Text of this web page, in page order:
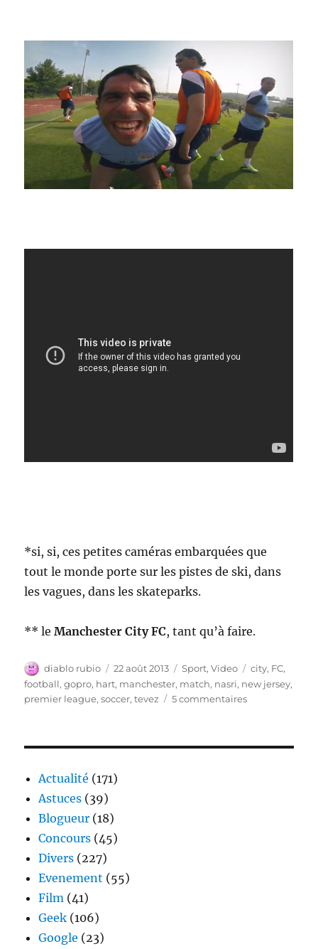
*si, si, ces petites caméras embarquées que
tout le monde porte sur les pistes de ski, dans
les vagues, dans les skateparks.
** leManchester City FC, tant qu’à faire.
Auteur
diablo rubio
Publié
le
22 août 2013 Catégories
Sport,Video Étiquettes
city, FC,
football,gopro, hart, manchester, match, nasri, new jersey,
premier league,soccer,tevez 5 commentairessur
Actualité (171)
Astuces (39)
Blogueur (18)
Concours (45)
Divers (227)
Evenement (55)
Film (41)
Geek (106)
Google (23)